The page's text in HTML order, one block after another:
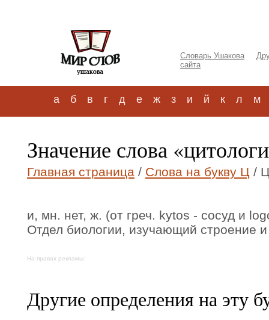
Словарь Ушакова
сайта
а б в г д е ж з и й к л м
Значение слова
Главная страница / Слова на букву Ц /
и, мн. нет, ж. (от греч. kytos - сосуд и
Отдел биологии, изучающий строение и
На правах рекламы:
Другие определения на эту